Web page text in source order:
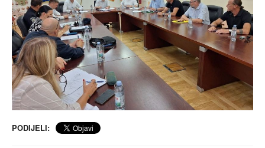
PODIJELI: